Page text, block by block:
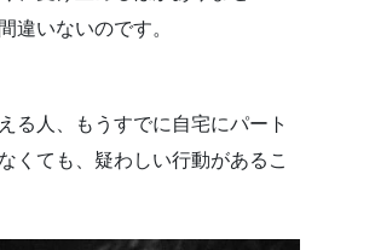
違いないのです。
る人、もうすでに自宅にパート
くても、疑わしい行動があるこ